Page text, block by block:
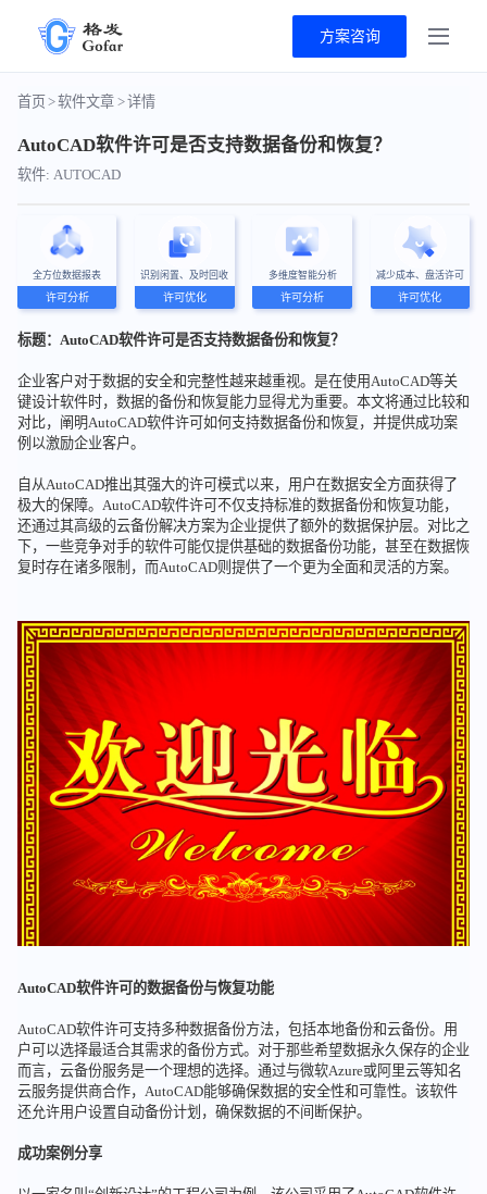
方案咨询
首页>软件文章 >详情
AutoCAD软件许可是否支持数据备份和恢复？
软件: AUTOCAD
全方位数据报表
许可分析
识别闲置、及时回收
许可优化
多维度智能分析
许可分析
减少成本、盘活许可
许可优化
标题：AutoCAD软件许可是否支持数据备份和恢复？
企业客户对于数据的安全和完整性越来越重视。是在使用AutoCAD等关
键设计软件时，数据的备份和恢复能力显得尤为重要。本文将通过比较和
对比，阐明AutoCAD软件许可如何支持数据备份和恢复，并提供成功案
例以激励企业客户。
自从AutoCAD推出其强大的许可模式以来，用户在数据安全方面获得了
极大的保障。AutoCAD软件许可不仅支持标准的数据备份和恢复功能，
还通过其高级的云备份解决方案为企业提供了额外的数据保护层。对比之
下，一些竞争对手的软件可能仅提供基础的数据备份功能，甚至在数据恢
复时存在诸多限制，而AutoCAD则提供了一个更为全面和灵活的方案。
AutoCAD软件许可的数据备份与恢复功能
AutoCAD软件许可支持多种数据备份方法，包括本地备份和云备份。用
户可以选择最适合其需求的备份方式。对于那些希望数据永久保存的企业
而言，云备份服务是一个理想的选择。通过与微软Azure或阿里云等知名
云服务提供商合作，AutoCAD能够确保数据的安全性和可靠性。该软件
还允许用户设置自动备份计划，确保数据的不间断保护。
成功案例分享